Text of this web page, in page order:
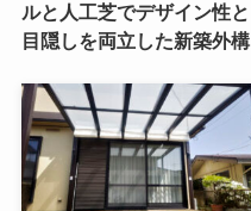
ルと人工芝でデザイン性と
目隠しを両立した新築外構